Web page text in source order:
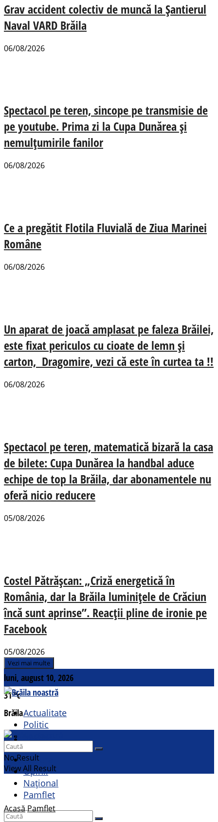
Grav accident colectiv de muncă la Șantierul
Naval VARD Brăila
06/08/2026
Spectacol pe teren, sincope pe transmisie de
pe youtube. Prima zi la Cupa Dunărea și
nemulțumirile fanilor
06/08/2026
Ce a pregătit Flotila Fluvială de Ziua Marinei
Române
06/08/2026
Un aparat de joacă amplasat pe faleza Brăilei,
este fixat periculos cu cioate de lemn și
carton, Dragomire, vezi că este în curtea ta !!
06/08/2026
Spectacol pe teren, matematică bizară la casa
de bilete: Cupa Dunărea la handbal aduce
echipe de top la Brăila, dar abonamentele nu
oferă nicio reducere
05/08/2026
Costel Pătrășcan: „Criză energetică în
România, dar la Brăila luminițele de Crăciun
încă sunt aprinse”. Reacții pline de ironie pe
Facebook
05/08/2026
Vezi mai multe
luni, august 10, 2026
31°c
Brăila
Contact
Actualitate
Politic
Cultural
Opinii
Național
Pamflet
No Result
View All Result
AcasăPamflet